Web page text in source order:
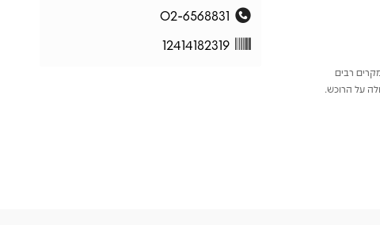
רבים
על הרוכש.
02-6568831
12414182319